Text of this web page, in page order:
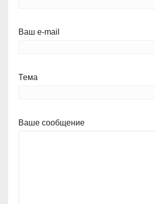
Ваш e-mail
Тема
Ваше сообщение